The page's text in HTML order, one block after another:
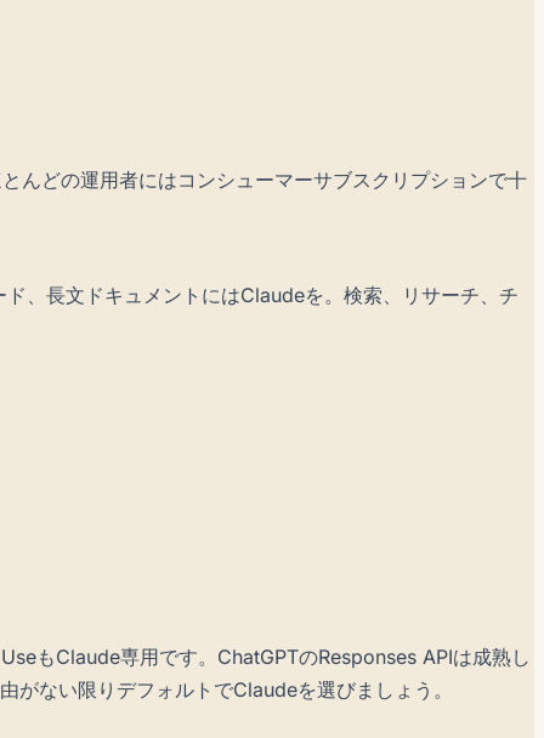
どの運用者にはコンシューマーサブスクリプションで十
、長文ドキュメントにはClaudeを。検索、リサーチ、チ
もClaude専用です。ChatGPTのResponses APIは成熟し
ない限りデフォルトでClaudeを選びましょう。